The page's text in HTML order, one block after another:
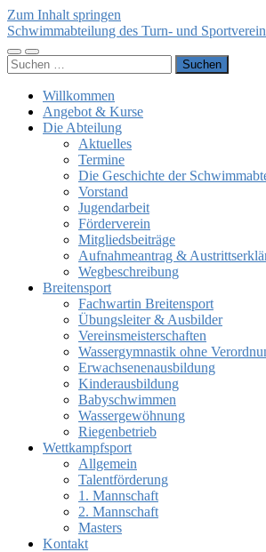
Zum Inhalt springen
Schwimmabteilung des Turn- und
Mobile-
Menü
Suchfeld
ein-/ausblenden
Suchen
nach:
Willkommen
Angebot & Kurse
Die Abteilung
Aktuelles
Termine
Die Geschichte der
Vorstand
Jugendarbeit
Förderverein
Mitgliedsbeiträge
Aufnahmeantrag &
Wegbeschreibung
Breitensport
Fachwartin Breitensport
Übungsleiter & Ausbilder
Vereinsmeisterschaften
Wassergymnastik ohne
Erwachsenenausbildung
Kinderausbildung
Babyschwimmen
Wassergewöhnung
Riegenbetrieb
Wettkampfsport
Allgemein
Talentförderung
1. Mannschaft
2. Mannschaft
Masters
Kontakt